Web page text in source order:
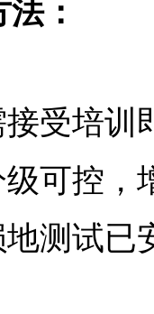
：
受培训
可控，
地测试